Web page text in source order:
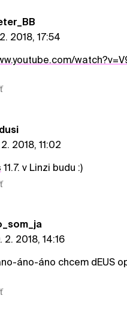
2018, 17:54
2018, 11:02
11.7. v Linzi budu :)
2. 2018, 14:16
áno-áno chcem dEUS